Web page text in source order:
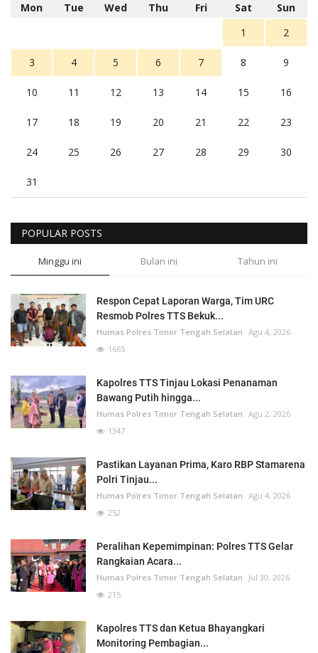
Mon Tue Wed Thu Fri Sat
Sun
1
2
3 4 5 6 7 8 9
10 11 12 13 14 15 16
17 18 19 20 21 22 23
24 25 26 27 28 29 30
31
POPULAR POSTS
Minggu ini Bulan ini Tahun ini
Respon Cepat Laporan Warga, Tim URC
Resmob Polres TTS Bekuk...
Humas Polres Timor Tengah Selatan Agu 4, 2026
1665
Kapolres TTS Tinjau Lokasi Penanaman
Bawang Putih hingga...
Humas Polres Timor Tengah Selatan Agu 2, 2026
1347
Pastikan Layanan Prima, Karo RBP Stamarena
Polri Tinjau...
Humas Polres Timor Tengah Selatan Agu 4, 2026
252
Peralihan Kepemimpinan: Polres TTS Gelar
Rangkaian Acara...
Humas Polres Timor Tengah Selatan
Jul 30, 2026
215
Kapolres TTS dan Ketua Bhayangkari
Monitoring Pembagian...